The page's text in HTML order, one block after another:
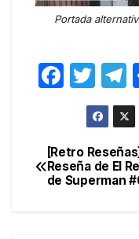
Portada
F
e
b
T
w
itt
er
a
de
[Retro Reseñas]
Reseña de El
de Superman